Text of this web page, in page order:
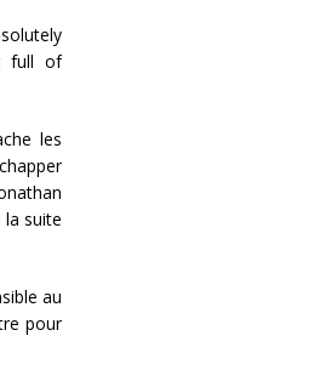
full of
les
suite
au
pour